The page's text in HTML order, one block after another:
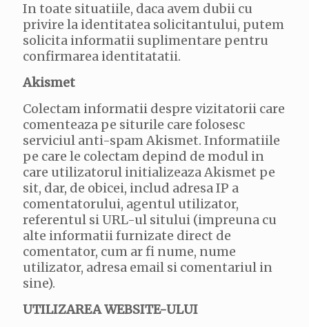
In toate situatiile, daca avem dubii cu
privire la identitatea solicitantului, putem
solicita informatii suplimentare pentru
confirmarea identitatatii.
Akismet
Colectam informatii despre vizitatorii care
comenteaza pe siturile care folosesc
serviciul anti-spam Akismet. Informatiile
pe care le colectam depind de modul in
care utilizatorul initializeaza Akismet pe
sit, dar, de obicei, includ adresa IP a
comentatorului, agentul utilizator,
referentul si URL-ul sitului (impreuna cu
alte informatii furnizate direct de
comentator, cum ar fi nume, nume
utilizator, adresa email si comentariul in
sine).
UTILIZAREA WEBSITE-ULUI